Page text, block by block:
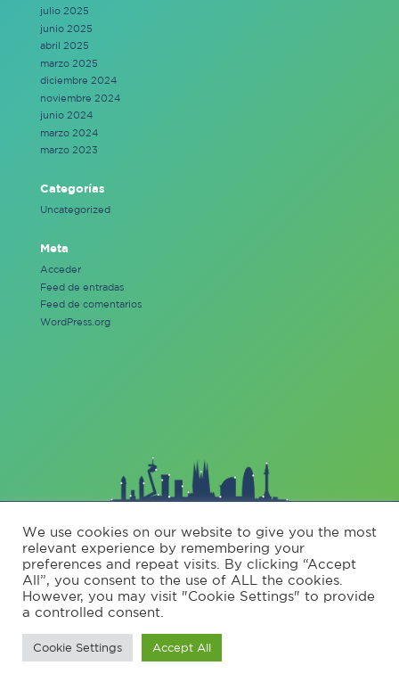
julio 2025
junio 2025
abril 2025
marzo 2025
diciembre 2024
noviembre 2024
junio 2024
marzo 2024
marzo 2023
Categorías
Uncategorized
Meta
Acceder
Feed de entradas
Feed de comentarios
WordPress.org
Digital y de la Función Pública, en el marco del Plan de
Recuperación, Transformación y Resiliencia – Financiado por la Unión
Europea – NextGenerationEU
We use cookies on our website to give you the most
relevant experience by remembering your
preferences and repeat visits. By clicking “Accept
All”, you consent to the use of ALL the cookies.
However, you may visit "Cookie Settings" to provide
a controlled consent.
Cookie Settings Accept All